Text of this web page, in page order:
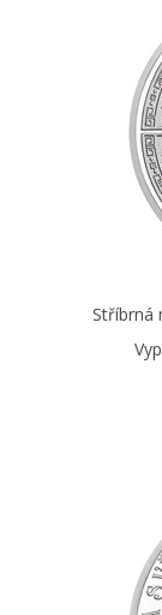
Stříbrná